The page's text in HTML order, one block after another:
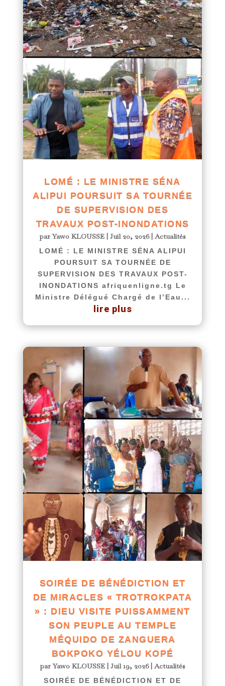
LOMÉ : LE MINISTRE SÉNA
ALIPUI POURSUIT SA TOURNÉE
DE SUPERVISION DES
TRAVAUX POST-INONDATIONS
parYawo KLOUSSE| Juil 20, 2026|Actualités
LOMÉ : LE MINISTRE SÉNA ALIPUI
POURSUIT SA TOURNÉE DE
SUPERVISION DES TRAVAUX POST-
INONDATIONS afriquenligne.tg Le
Ministre Délégué Chargé de l’Eau...
lire plus
SOIRÉE DE BÉNÉDICTION ET
DE MIRACLES « TROTROKPATA
» : DIEU VISITE PUISSAMMENT
SON PEUPLE AU TEMPLE
MÉQUIDO DE ZANGUERA
BOKPOKO YÉLOU KOPÉ
parYawo KLOUSSE| Juil 19, 2026|Actualités
SOIRÉE DE BÉNÉDICTION ET DE